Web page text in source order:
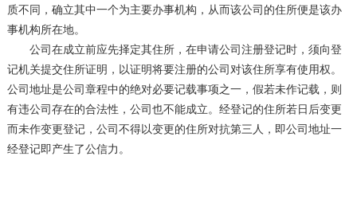
质不同，确立其中一个为主要办事机构，从而该公司的住所便是该办
事机构所在地。
公司在成立前应先择定其住所，在申请公司注册登记时，须向登
记机关提交住所证明，以证明将要注册的公司对该住所享有使用权。
公司地址是公司章程中的绝对必要记载事项之一，假若未作记载，则
有违公司存在的合法性，公司也不能成立。经登记的住所若日后变更
而未作变更登记，公司不得以变更的住所对抗第三人，即公司地址一
经登记即产生了公信力。